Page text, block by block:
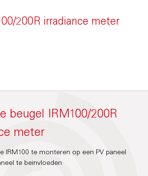
200R irradiance meter
beugel IRM100/200R
meter
IRM100 te monteren op een PV paneel
te beinvloeden